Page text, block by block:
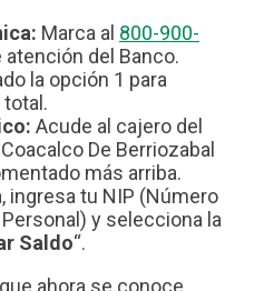
Marca al 800-900-
del Banco.
la opción 1 para
Acude al cajero del
De Berriozabal
más arriba.
ingresa tu NIP (Número
y selecciona la
Saldo“.
ahora se conoce